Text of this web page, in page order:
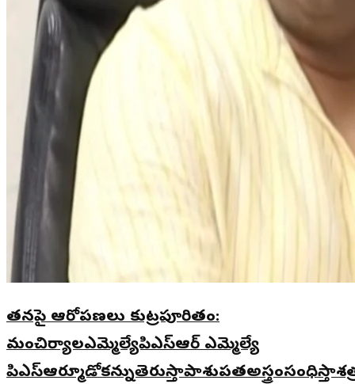
తనపై ఆరోపణలు కుట్రపూరితం:
మంచిర్యాలఎమ్మెల్యేపిఎస్ఆర్ ఎమ్మెల్యే